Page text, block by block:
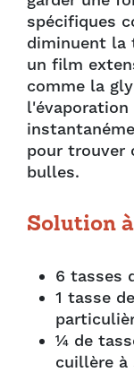
spécifiques
diminuent la
un film
comme la
pour trouver
bulles.
Solution
6 tasses
1 tasse
¼ de
cuillère à